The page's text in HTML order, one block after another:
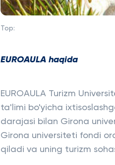
Top:
EUROAULA haqida
EUROAULA Turizm
ta'limi bo'yicha
darajasi bilan Girona
Girona universiteti fondi
qiladi va uning turizm